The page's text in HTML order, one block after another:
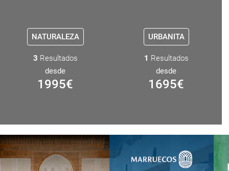
NATURALEZA
3 Resultados
desde
1995€
URBANITA
1 Resultados
desde
1695€